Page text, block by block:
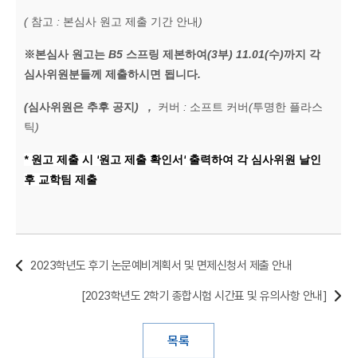
( 참고 : 본심사 원고 제출 기간 안내)
※본심사 원고는 B5 스프링 제본하여(3부) 11.01(수)까지 각
심사위원분들께 제출하시면 됩니다.
(심사위원은 추후 공지 ) , 커버 : 소프트 커버(투명한 플라스
틱)
* 원고 제출 시 '원고 제출 확인서 ' 출력하여 각 심사위원 날인
후 교학팀 제출
2023학년도 후기 논문예비계획서 및 면제신청서 제출 안내
목록
[2023학년도 2학기 종합시험 시간표 및 유의사항 안내]